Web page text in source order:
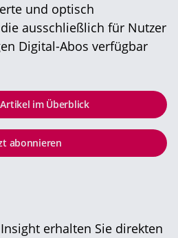
und optisch
ausschließlich für Nutzer
Digital-Abos verfügbar
im Überblick
abonnieren
erhalten Sie direkten